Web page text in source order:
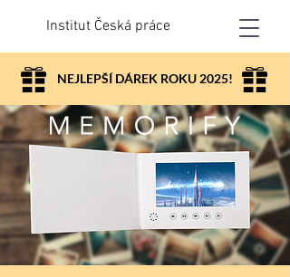
Institut Česká práce
NEJLEPŠÍ DÁREK ROKU 2025!